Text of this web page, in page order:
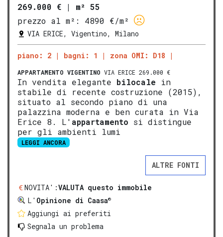
269.000 € | m² 55
prezzo al m²:
4890 €/m²
VIA ERICE, Vigentino, Milano
piano: 2 bagni: 1 zona OMI: D18
APPARTAMENTO VIGENTINO VIA ERICE 269.000 €
In vendita elegante bilocale in
stabile di recente costruzione (2015),
situato al secondo piano di una
palazzina moderna e ben curata in Via
Erice 8. L' appartamento si distingue
per gli ambienti lumi
LEGGI ANCORA
ALTRE FONTI
NOVITA':VALUTA questo immobile
L' Opinione di Caasa®
Aggiungi ai preferiti
Segnala un problema